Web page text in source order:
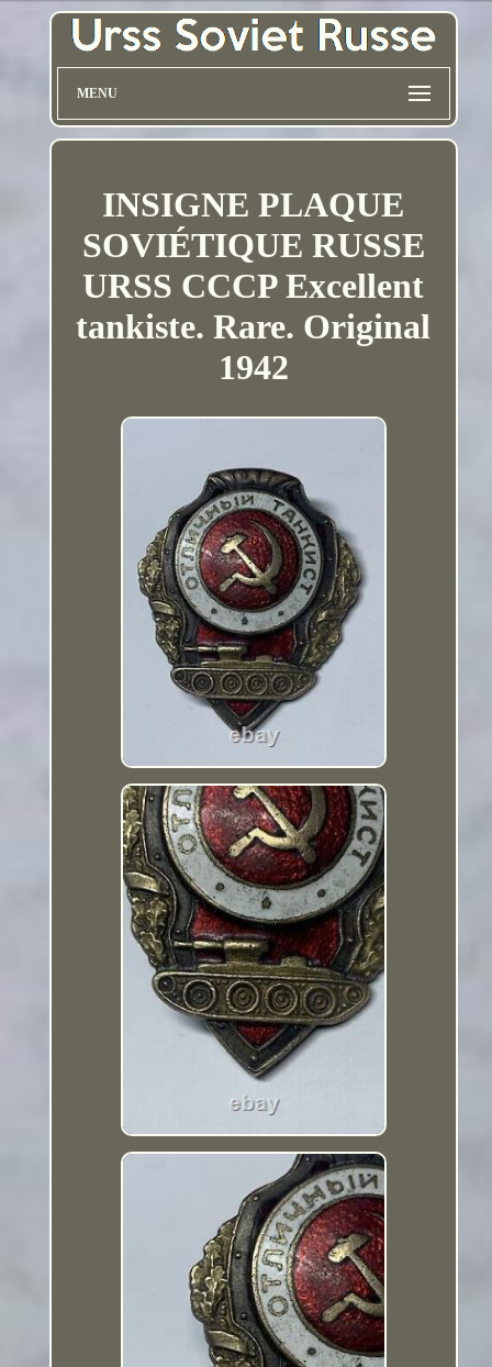
MENU
INSIGNE PLAQUE
SOVIÉTIQUE RUSSE
URSS CCCP Excellent
tankiste. Rare. Original
1942